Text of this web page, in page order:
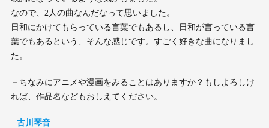
なので、2人の曲なんだなって思いました。
日和にかけてもらっている言葉でもあるし、日和が言っている言
葉でもあるという、そんな感じです。すごく好きな曲になりまし
た。
－ちなみにアニメや漫画をみることはありますか？もしよろしけ
れば、作品名などもおしえてください。
古川琴音